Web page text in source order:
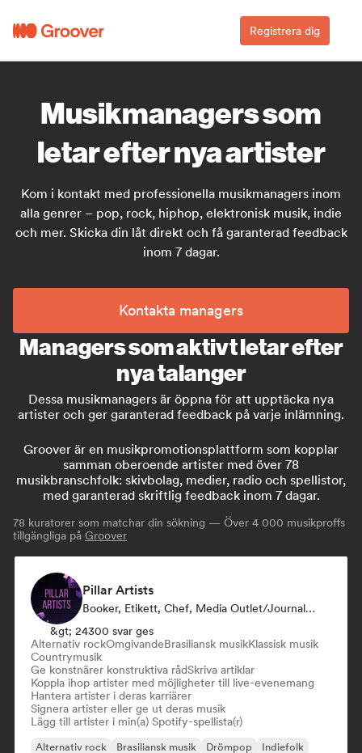
Registrera dig
Musikmanagers som
letar efter nya artister
Kom i kontakt med professionella musikmanagers inom
alla genrer – pop, rock, hiphop, elektronisk musik, indie
och mer. Skicka din låt direkt och få garanterad feedback
inom 7 dagar.
Kontakta managers
Managers som aktivt letar efter
nya talanger
Dessa musikmanagers är öppna för att upptäcka nya
artister och ger garanterad feedback på varje inlämning.
Groover är en musikpromotionsplattform som kopplar
samman oberoende artister med över 78
musikbranschfolk: skivbolag, medier, radio och spellistor,
med garanterad skriftlig feedback inom 7 dagar.
78 kuratorer som matchar din sökning — Över 4 000 musikproffs
tillgängliga på Groover
Pillar Artists
Booker, Etikett, Chef, Media Outlet/Journalist, Mentor, Curator För Spellistor
&gt; 24300 svar ges
Alternativ rockOmgivandeBrasiliansk musikKlassisk musik
Countrymusik
Ge konstnärer konstruktiva rådSkriva artiklar
Koppla ihop artister med möjligheter till live-evenemang
Hantera artister i deras karriärer
Signera artister eller ge ut deras musik
Lägg till artister i min(a) Spotify-spellista(r)
Alternativ rock Brasiliansk musik Drömpop
Indiefolk